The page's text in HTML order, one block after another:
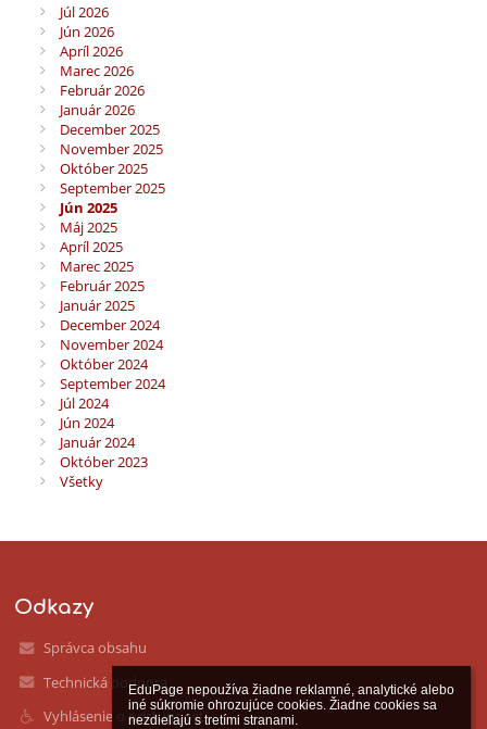
EduPage nepoužíva žiadne reklamné, analytické alebo
iné súkromie ohrozujúce cookies. Žiadne cookies sa
nezdieľajú s tretími stranami.
Júl 2026
Jún 2026
Apríl 2026
Marec 2026
Február 2026
Január 2026
December 2025
November 2025
Október 2025
September 2025
Jún 2025
Máj 2025
Apríl 2025
Marec 2025
Február 2025
Január 2025
December 2024
November 2024
Október 2024
September 2024
Júl 2024
Jún 2024
Január 2024
Október 2023
Všetky
Odkazy
Správca obsahu
Technická podpora
Vyhlásenie o prístupnosti